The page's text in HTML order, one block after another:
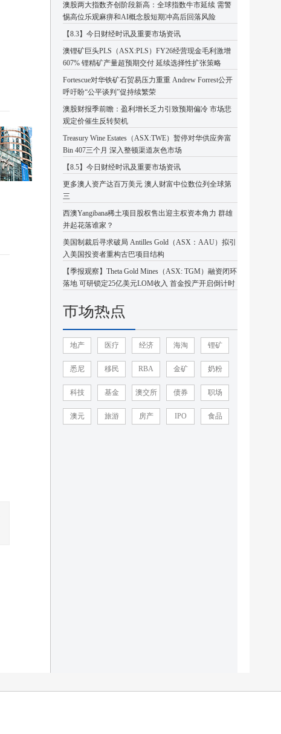
澳股两大指数齐创阶段新高：全球指数牛市延续 需警
惕高位乐观麻痹和AI概念股短期冲高后回落风险
【8.3】今日财经时讯及重要市场资讯
澳锂矿巨头PLS（ASX:PLS）FY26经营现金毛利激增
607% 锂精矿产量超预期交付 延续选择性扩张策略
Fortescue对华铁矿石贸易压力重重 Andrew Forrest公开
呼吁盼“公平谈判”促持续繁荣
澳股财报季前瞻：盈利增长乏力引致预期偏冷 市场悲
观定价催生反转契机
Treasury Wine Estates（ASX:TWE）暂停对华供应奔富
Bin 407三个月 深入整顿渠道灰色市场
【8.5】今日财经时讯及重要市场资讯
更多澳人资产达百万美元 澳人财富中位数位列全球第
三
西澳Yangibana稀土项目股权售出迎主权资本角力 群雄
并起花落谁家？
美国制裁后寻求破局 Antilles Gold（ASX：AAU）拟引
入美国投资者重构古巴项目结构
【季报观察】Theta Gold Mines（ASX: TGM）融资闭环
落地 可研锁定25亿美元LOM收入 首金投产开启倒计时
市场热点
地产 医疗 经济 海淘 锂矿
悉尼 移民 RBA 金矿 奶粉
科技 基金 澳交所 债券 职场
澳元 旅游 房产 IPO 食品